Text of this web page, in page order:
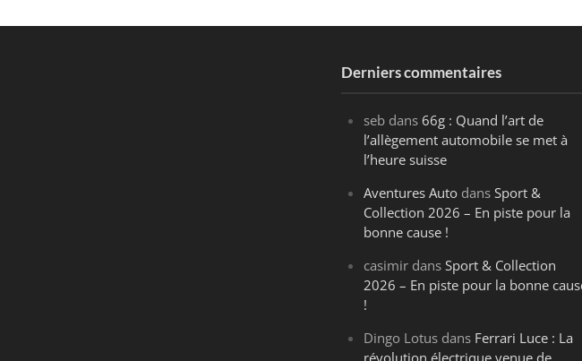
Derniers commentaires
seb dans66g : Quand l’art de
l’allègement automobile se met à
l’heure suisse
Aventures Auto dansSport &
Collection 2026 – En piste pour la
bonne cause !
casimir dansSport & Collection
2026 – En piste pour la bonne
!
Dingo Lotus dans Ferrari Luce : La
révolution électrique venue de